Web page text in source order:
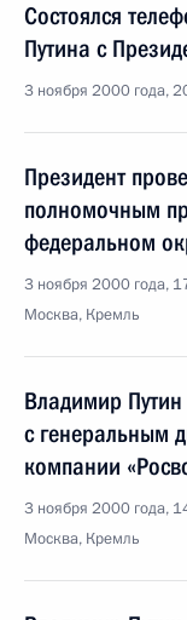
Состоялся
Путина с
3 ноября 2000 года,
Президент
полномочным
федеральном
3 ноября 2000 года,
Москва, Кремль
Владимир Путин
с генеральным
компании
3 ноября 2000 года,
Москва, Кремль